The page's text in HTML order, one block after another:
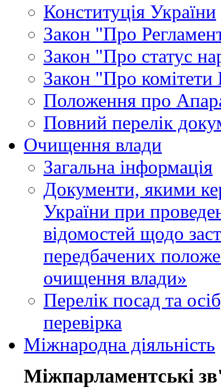
Конституція України
Закон "Про
Закон "Про статус
Закон "Про комітети
Положення про
Повний перелік
Очищення влади
Загальна інформація
Документи, якими
України при
відомостей щодо
передбачених
очищення влади»
Перелік посад та
перевірка
Міжнародна діяльність
Міжпарламентські